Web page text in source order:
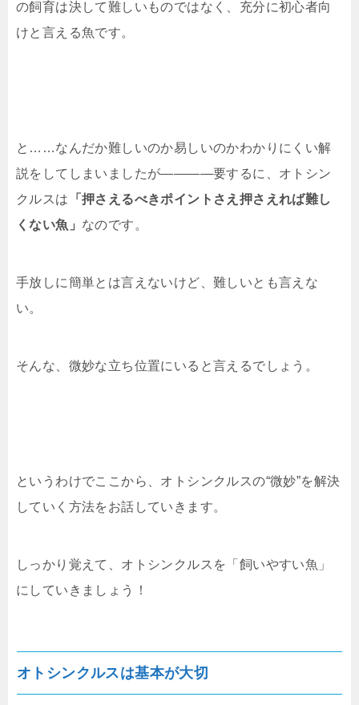
の飼育は決して難しいものではなく、充分に初心者向
けと言える魚です。
と……なんだか難しいのか易しいのかわかりにくい解
説をしてしまいましたが――――要するに、オトシン
クルスは 「押さえるべきポイントさえ押さえれば難し
くない魚」 なのです。
手放しに簡単とは言えないけど、難しいとも言えな
い。
そんな、微妙な立ち位置にいると言えるでしょう。
というわけでここから、オトシンクルスの“微妙”を解決
していく方法をお話していきます。
しっかり覚えて、オトシンクルスを「飼いやすい魚」
にしていきましょう！
オトシンクルスは基本が大切